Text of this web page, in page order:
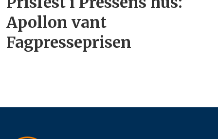
Apollon vant
Fagpresseprisen